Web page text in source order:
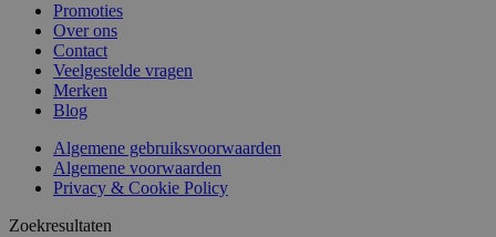
Promoties
Over ons
Contact
Veelgestelde vragen
Merken
Blog
Algemene gebruiksvoorwaarden
Algemene voorwaarden
Privacy & Cookie Policy
Zoekresultaten